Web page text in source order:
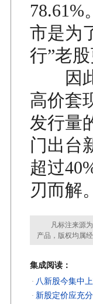
市是为
行”老股
因此
高价套
发行量
门出台
超过
刃而解。
凡标注来源为“
产品，版权均属
集成阅读：
· 八新股今集中
· 新股定价应充